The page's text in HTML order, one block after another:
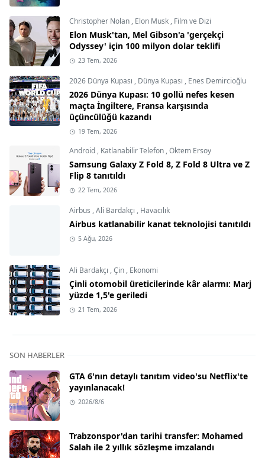
Christopher Nolan, Elon Musk, Film ve Dizi
Elon Musk'tan, Mel Gibson'a 'gerçekçi
Odyssey' için 100 milyon dolar teklifi
23 Tem, 2026
2026 Dünya Kupası , Dünya Kupası , Enes Demircioğlu
2026 Dünya Kupası: 10 gollü nefes kesen
maçta İngiltere, Fransa karşısında
üçüncülüğü kazandı
19 Tem, 2026
Android, Katlanabilir Telefon,Öktem Ersoy
Samsung Galaxy Z Fold 8, Z Fold 8 Ultra ve Z
Flip 8 tanıtıldı
22 Tem, 2026
Airbus ,Ali Bardakçı , Havacılık
Airbus katlanabilir kanat teknolojisi tanıtıldı
5 Ağu, 2026
Ali Bardakçı ,Çin, Ekonomi
Çinli otomobil üreticilerinde kâr alarmı: Marj
yüzde 1,5'e geriledi
21 Tem, 2026
SON HABERLER
GTA 6'nın detaylı tanıtım video'su Netflix'te
yayınlanacak!
2026/8/6
Trabzonspor'dan tarihi transfer: Mohamed
Salah ile 2 yıllık sözleşme imzalandı